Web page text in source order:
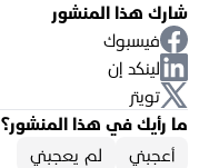
شارك هذا المنشور
فيسبوك
لينكد إن
تويتر
ما رأيك في هذا المنشور؟
أعجبني
لم يعجبني